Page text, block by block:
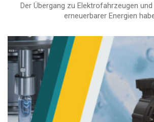
Der Übergang zu Elektrofahrzeugen
erneuerbarer Energien